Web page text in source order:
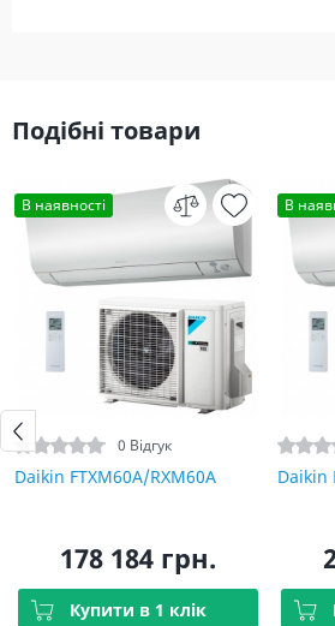
Подібні товари
В наявності
0 Відгук
Daikin FTXM60A/RXM60A
178 184 грн.
Купити в 1 клік
В
Daikin